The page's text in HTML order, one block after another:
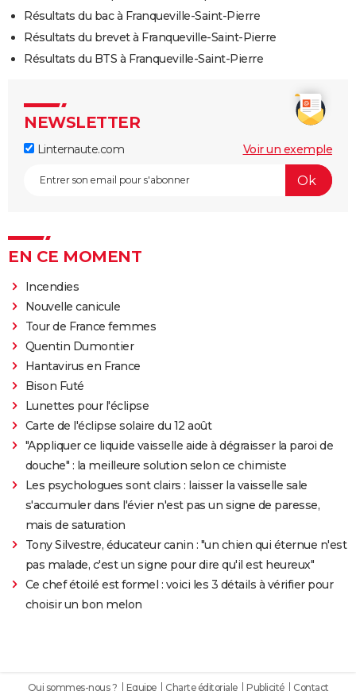
Résultats du bac à Franqueville-Saint-Pierre
Résultats du brevet à Franqueville-Saint-Pierre
Résultats du BTS à Franqueville-Saint-Pierre
NEWSLETTER
Linternaute.com Voir un exemple
EN CE MOMENT
Incendies
Nouvelle canicule
Tour de France femmes
Quentin Dumontier
Hantavirus en France
Bison Futé
Lunettes pour l'éclipse
Carte de l'éclipse solaire du 12 août
"Appliquer ce liquide vaisselle aide à dégraisser la paroi de
douche" : la meilleure solution selon ce chimiste
Les psychologues sont clairs : laisser la vaisselle sale
s'accumuler dans l'évier n'est pas un signe de paresse,
mais de saturation
Tony Silvestre, éducateur canin : "un chien qui éternue n'est
pas malade, c'est un signe pour dire qu'il est heureux"
Ce chef étoilé est formel : voici les 3 détails à vérifier pour
choisir un bon melon
Qui sommes-nous ? Equipe Charte éditoriale Publicité Contact